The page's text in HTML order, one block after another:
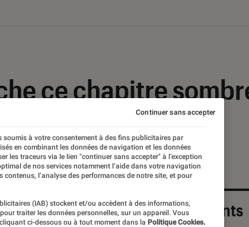
ce chapitre
Les plus récents
soumis à votre consentement à des fins publicitaires par
en combinant les données de navigation et les données
les traceurs via le lien "continuer sans accepter" à l’exception
de nos services notamment l’aide dans votre navigation
l’analyse des performances de notre site, et pour
(IAB) stockent et/ou accèdent à des informations,
traiter les données personnelles, sur un appareil. Vous
ci-dessous ou à tout moment dans la Politique Cookies.
Continuer sans accepter